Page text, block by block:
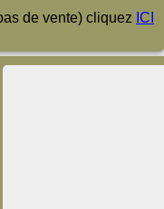
de vente) cliquez ICI